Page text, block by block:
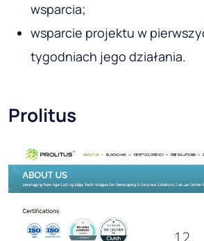
wsparcia;
wsparcie projektu w
tygodniach jego działania.
Prolitus